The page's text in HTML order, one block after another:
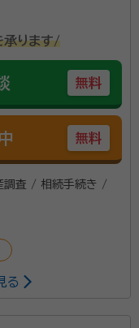
承ります/
無料
無料
調査 / 相続手続き /
る